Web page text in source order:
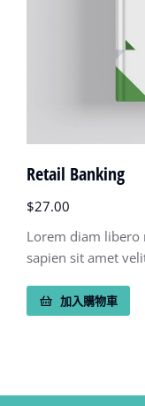
Retail Banking
$27.00
Lorem diam libero
sapien sit amet
加入購物車